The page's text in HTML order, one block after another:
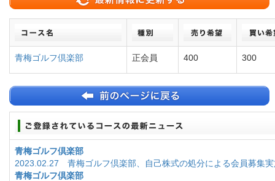
青梅ゴルフ倶楽部 正会員 400 300
青梅ゴルフ倶楽部
2023.02.27 青梅ゴルフ倶楽部、自己株式の処分による会員募集
青梅ゴルフ倶楽部